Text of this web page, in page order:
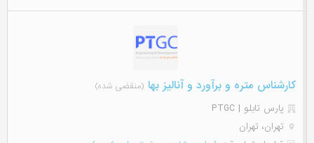
کارشناس متره و برآورد و آنالیز بها (منقضی شده)
پارس تابلو | PTGC
تهران، تهران